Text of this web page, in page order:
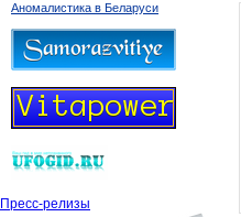
Аномалистика в Беларуси
Пресс-релизы